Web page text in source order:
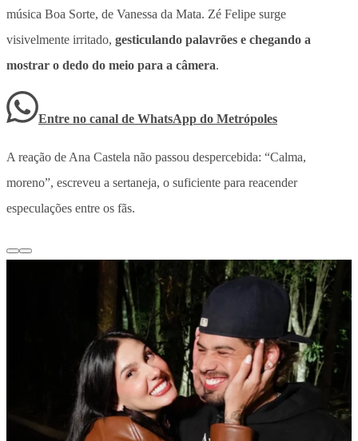
música Boa Sorte, de Vanessa da Mata. Zé Felipe surge
visivelmente irritado, gesticulando palavrões e chegando a
mostrar o dedo do meio para a câmera.
Entre no canal de WhatsApp do Metrópoles
A reação de Ana Castela não passou despercebida: “Calma,
moreno”, escreveu a sertaneja, o suficiente para reacender
especulações entre os fãs.